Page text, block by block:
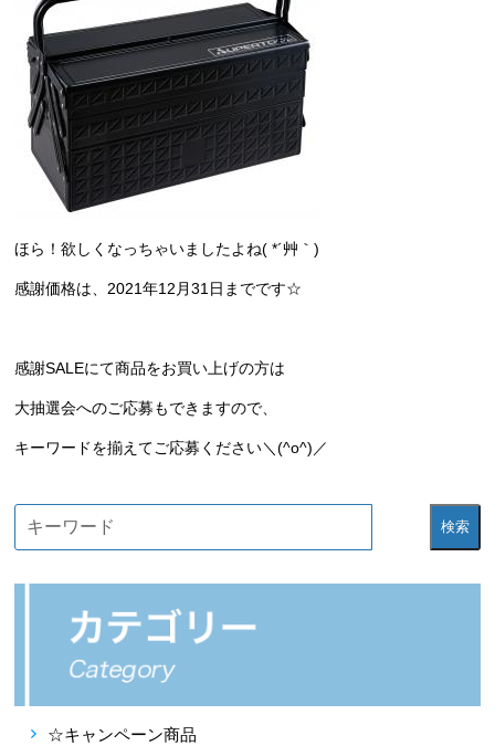
ほら！欲しくなっちゃいましたよね( *´艸｀)
感謝価格は、2021年12月31日までです☆
感謝SALEにて商品をお買い上げの方は
大抽選会へのご応募もできますので、
キーワードを揃えてご応募ください＼(^o^)／
検索
☆キャンペーン商品